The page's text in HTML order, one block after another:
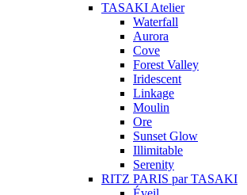
TASAKI Atelier
Waterfall
Aurora
Cove
Forest Valley
Iridescent
Linkage
Moulin
Ore
Sunset Glow
Illimitable
Serenity
RITZ PARIS par TASAKI